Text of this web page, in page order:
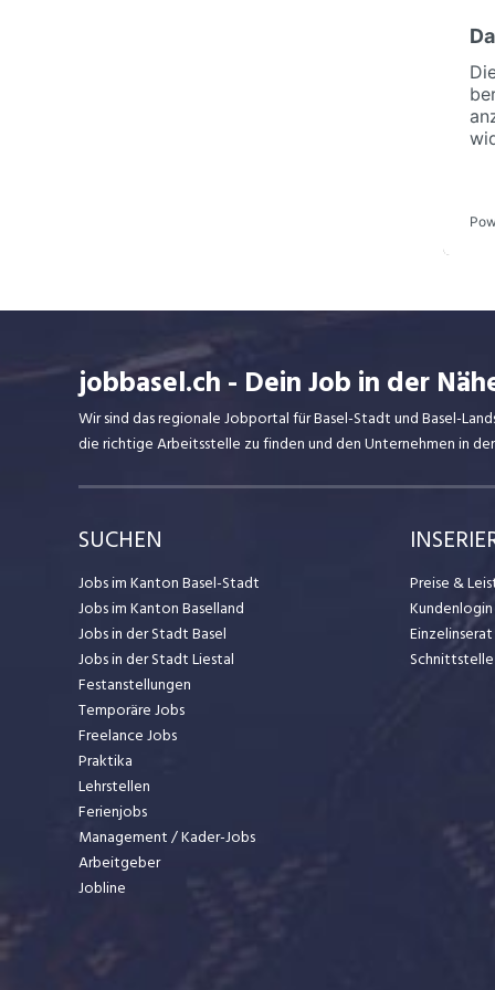
jobbasel.ch - Dein Job in der
Wir sind das regionale Jobportal für Basel-Stadt und Basel-
die richtige Arbeitsstelle zu finden und den Unternehmen in
SUCHEN
Jobs im Kanton Basel-Stadt
Jobs im Kanton Baselland
Jobs in der Stadt Basel
Jobs in der Stadt Liestal
Festanstellungen
Temporäre Jobs
Freelance Jobs
Praktika
Lehrstellen
Ferienjobs
Management / Kader-Jobs
Arbeitgeber
Jobline
Preise &
Kundenlogin
Schnittstelle